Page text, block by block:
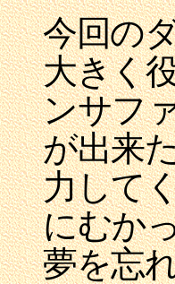
今回の
大きく
ンサフ
が出来
力して
にむか
夢を忘